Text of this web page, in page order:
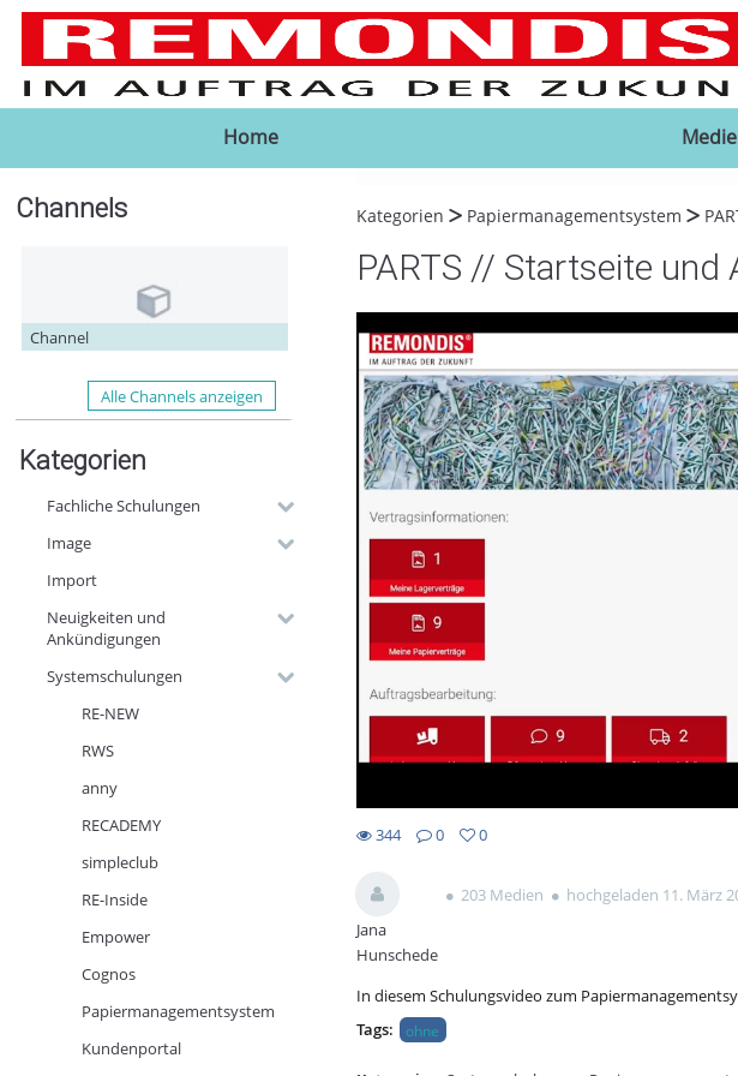
Home
Channels
Channel
Alle Channels anzeigen
Kategorien
Fachliche Schulungen
Image
Import
Neuigkeiten und
Ankündigungen
Systemschulungen
RE-NEW
RWS
anny
RECADEMY
simpleclub
RE-Inside
Empower
Cognos
Papiermanagementsystem
Kundenportal
Kategorien Papiermanagementsystem
PARTS // Startseite
344
0
0
Jana
Hunschede
203 Medien hochgeladen 11. März
In diesem Schulungsvideo zum
Tags:
ohne